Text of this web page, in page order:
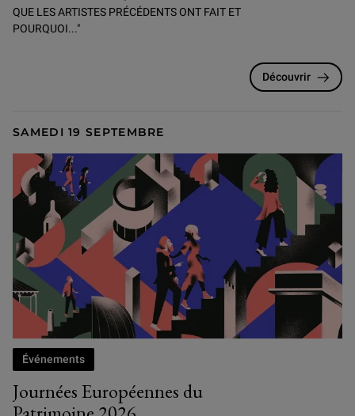
QUE LES ARTISTES PRÉCÉDENTS ONT FAIT ET
POURQUOI..."
Découvrir
SAMEDI 19 SEPTEMBRE
Journées Européennes du
Événements